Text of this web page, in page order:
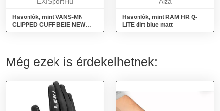
Hasonlók, mint VANS-MN
CLIPPED CUFF BEIE NEW
DIRT
Hasonlók, mint RAM HR Q-
LITE dirt blue matt
Még ezek is érdekelhetnek: